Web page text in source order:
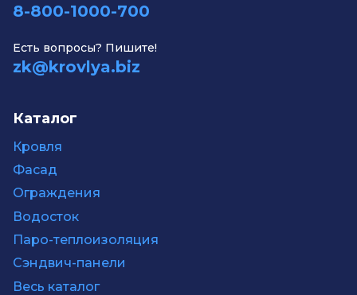
8-800-1000-700
Есть вопросы? Пишите!
zk@krovlya.biz
Каталог
Кровля
Фасад
Ограждения
Водосток
Паро-теплоизоляция
Сэндвич-панели
Весь каталог